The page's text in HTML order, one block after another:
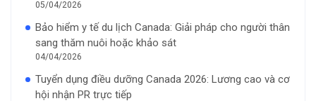
05/04/2026
Bảo hiểm y tế du lịch Canada: Giải pháp cho người thân
sang thăm nuôi hoặc khảo sát
04/04/2026
Tuyển dụng điều dưỡng Canada 2026: Lương cao và cơ
hội nhận PR trực tiếp